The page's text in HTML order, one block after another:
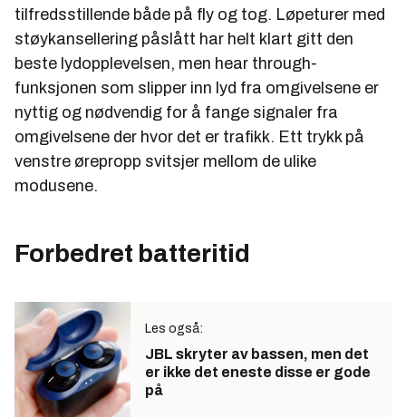
tilfredsstillende både på fly og tog. Løpeturer med
støykansellering påslått har helt klart gitt den
beste lydopplevelsen, men hear through-
funksjonen som slipper inn lyd fra omgivelsene er
nyttig og nødvendig for å fange signaler fra
omgivelsene der hvor det er trafikk. Ett trykk på
venstre ørepropp svitsjer mellom de ulike
modusene.
Forbedret batteritid
Les også:
JBL skryter av bassen, men det
er ikke det eneste disse er gode
på